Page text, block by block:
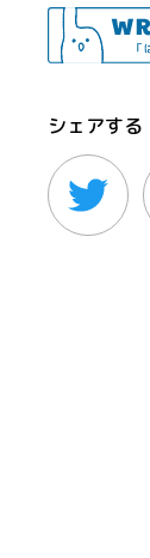
シェアする